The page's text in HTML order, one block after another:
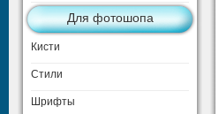
Для фотошопа
Кисти
Стили
Шрифты